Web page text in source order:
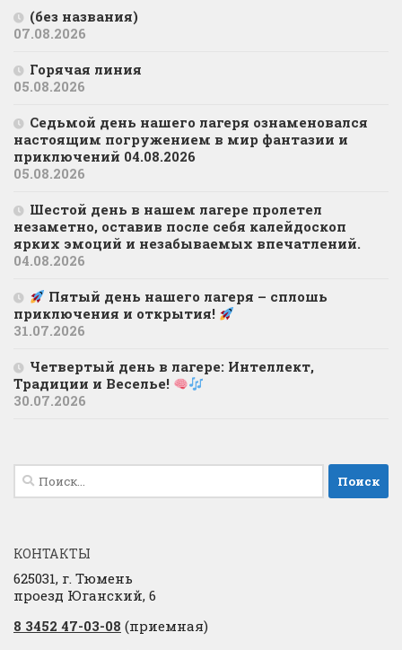
(без названия)
07.08.2026
Горячая линия
05.08.2026
Седьмой день нашего лагеря ознаменовался
настоящим погружением в мир фантазии и
приключений 04.08.2026
05.08.2026
Шестой день в нашем лагере пролетел
незаметно, оставив после себя калейдоскоп
ярких эмоций и незабываемых впечатлений.
04.08.2026
Пятый день нашего лагеря – сплошь
приключения и открытия!
31.07.2026
Четвертый день в лагере: Интеллект,
Традиции и Веселье!
30.07.2026
Найти:
КОНТАКТЫ
625031, г. Тюмень
проезд Юганский, 6
8 3452 47-03-08 (приемная)